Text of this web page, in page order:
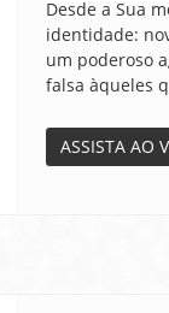
Desde a Sua
identidade:
um poderoso
falsa àqueles
ASSISTA AO